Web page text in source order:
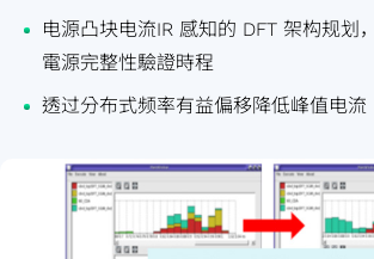
电源凸块电流IR 感知的 DFT 架构规划
電源完整性驗證時程
透过分布式频率有益偏移降低峰值电流